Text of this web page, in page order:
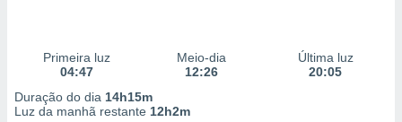
Primeira luz
04:47
Meio-dia
12:26
Última luz
20:05
Duração do dia 14h15m
Luz da manhã restante 12h2m